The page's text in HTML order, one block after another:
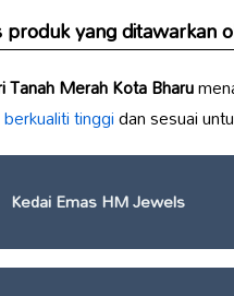
produk yang ditawarkan
Tanah Merah Kota Bharu
berkualiti tinggidan sesuai
Kedai Emas HM Jewels